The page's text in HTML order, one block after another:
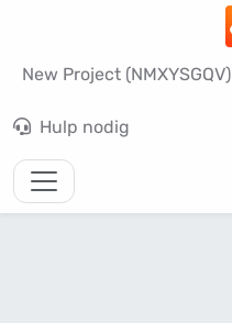
New Project (NMXYSGQV)
Hulp nodig